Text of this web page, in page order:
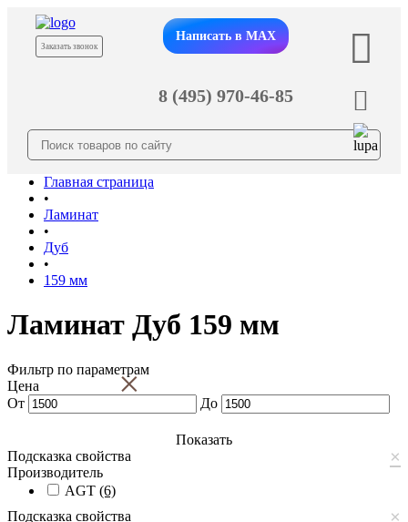
Заказать звонок
Написать в MAX
8 (495) 970-46-85
Главная страница
•
Ламинат
•
Дуб
•
159 мм
Ламинат Дуб 159 мм
Фильтр по параметрам
×
Цена
От
До
Показать
Подсказка свойства
×
Производитель
AGT (6)
Подсказка свойства
×